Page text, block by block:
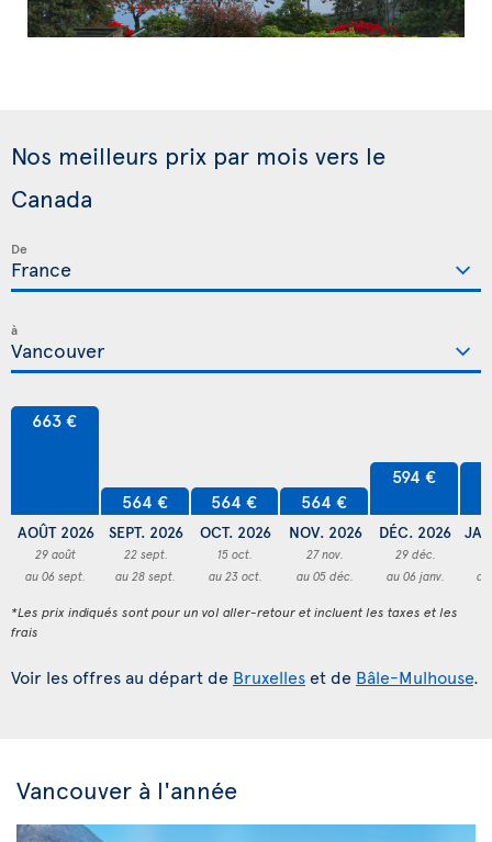
Nos meilleurs prix par mois vers le
Canada
De
à
663 €
AOÛT 2026
29 août
au 06 sept.
564 €
SEPT. 2026
22 sept.
au 28 sept.
564 €
OCT. 2026
15 oct.
au 23 oct.
564 €
NOV. 2026
27 nov.
au 05 déc.
594 €
DÉC. 2026
29 déc.
au 06 janv.
*Les prix indiqués sont pour un vol aller-retour et incluent les taxes et les
frais
Voir les offres au départ de Bruxelles et de Bâle-Mulhouse.
Vancouver à l'année